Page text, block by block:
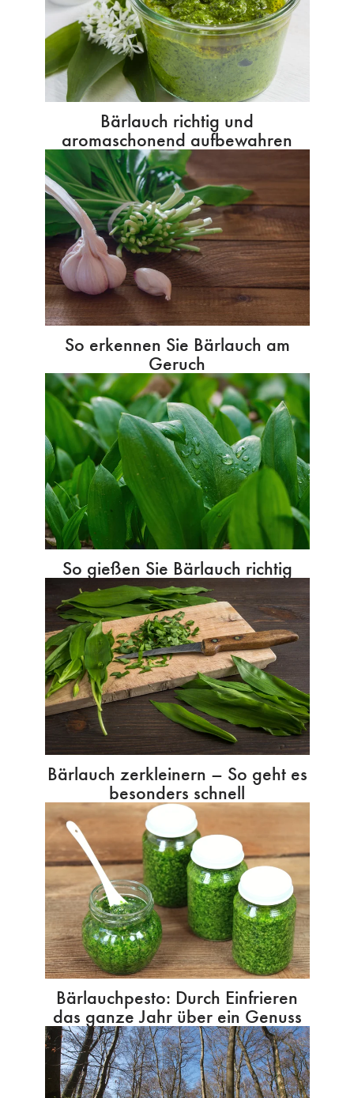
Bärlauch richtig und
aromaschonend aufbewahren
So erkennen Sie Bärlauch am
Geruch
So gießen Sie Bärlauch richtig
Bärlauch zerkleinern – So geht es
besonders schnell
Bärlauchpesto: Durch Einfrieren
das ganze Jahr über ein Genuss